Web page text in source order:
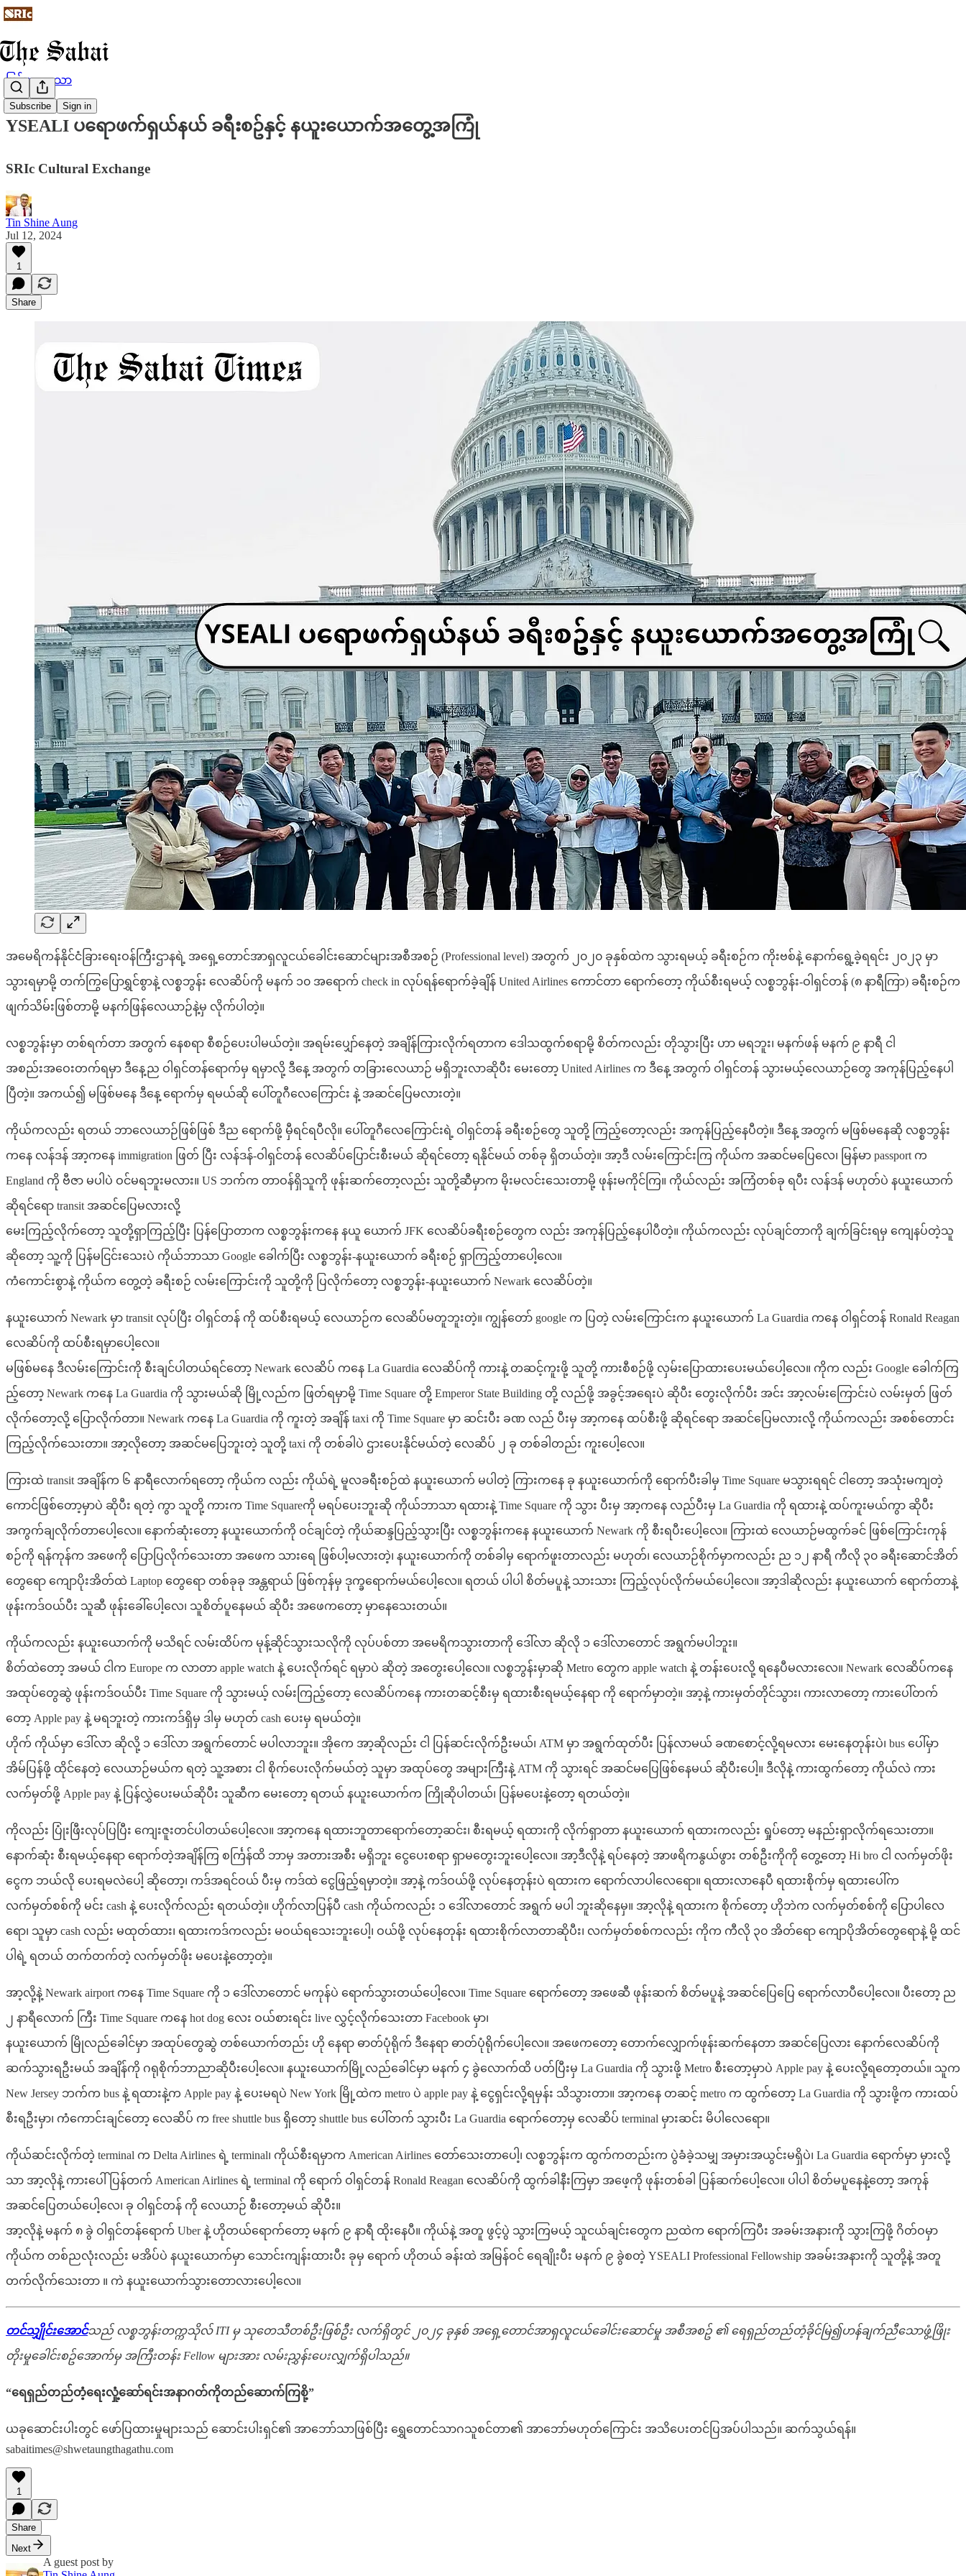
Subscribe Sign in
မြန်မာဘာသာ
YSEALI ပရောဖက်ရှယ်နယ် ခရီးစဥ်နှင့် နယူးယောက်အတွေ့အကြုံ
SRIc Cultural Exchange
Tin Shine Aung
Jul 12, 2024
1
Share
အမေရိကန်နိုင်ငံခြားရေးဝန်ကြီးဌာနရဲ့ အရှေ့တောင်အာရှလူငယ်ခေါင်းဆောင်များအစီအစဉ် (Professional level) အတွက် ၂၀၂၀ ခုနှစ်ထဲက သွားရမယ့် ခရီးစဉ်က ကိုးဗစ်နဲ့ နောက်ရွေ့ခဲ့ရရင်း ၂၀၂၃ မှာ
သွားရမှာမို့ တက်ကြွပြောရွှင်စွာနဲ့ လစ္စဘွန်း လေဆိပ်ကို မနက် ၁၀ အရောက် check in လုပ်ရန်ရောက်ခဲ့ချိန် United Airlines ကောင်တာ ရောက်တော့ ကိုယ်စီးရမယ့် လစ္စဘွန်း-ဝါရှင်တန် (၈ နာရီကြာ) ခရီးစဉ်က
ဖျက်သိမ်းဖြစ်တာမို့ မနက်ဖြန်လေယာဉ်နဲ့မှ လိုက်ပါတဲ့။
လစ္စဘွန်းမှာ တစ်ရက်တာ အတွက် နေစရာ စီစဉ်ပေးပါမယ်တဲ့။ အရမ်းပျှော်နေတဲ့ အချိန်ကြားလိုက်ရတာက ဒေါသထွက်စရာမို့ စိတ်ကလည်း တိုသွားပြီး ဟာ မရဘူး၊ မနက်ဖန် မနက် ၉ နာရီ ငါ
အစည်းအဝေးတက်ရမှာ ဒီနေ့ည ဝါရှင်တန်ရောက်မှ ရမှာလို့ ဒီနေ့ အတွက် တခြားလေယာဉ် မရှိဘူးလာဆိုပီး မေးတော့ United Airlines က ဒီနေ့ အတွက် ဝါရှင်တန် သွားမယ့်လေယာဉ်တွေ အကုန်ပြည့်နေပါ
ပြီတဲ့။ အကယ်၍ မဖြစ်မနေ ဒီနေ့ ရောက်မှ ရမယ်ဆို ပေါ်တူဂီလေကြောင်း နဲ့ အဆင်ပြေမလားတဲ့။
ကိုယ်ကလည်း ရတယ် ဘာလေယာဉ်ဖြစ်ဖြစ် ဒီည ရောက်ဖို့ မှီရင်ရပီလို။ ပေါ်တူဂီလေကြောင်းရဲ့ ဝါရှင်တန် ခရီးစဉ်တွေ သူတို့ ကြည့်တော့လည်း အကုန်ပြည့်နေပီတဲ့။ ဒီနေ့ အတွက် မဖြစ်မနေဆို လစ္စဘွန်း
ကနေ လန်ဒန် အာ့ကနေ immigration ဖြတ် ပြီး လန်ဒန်-ဝါရှင်တန် လေဆိပ်ပြောင်းစီးမယ် ဆိုရင်တော့ ရနိုင်မယ် တစ်ခု ရှိတယ်တဲ့။ အာ့ဒီ လမ်းကြောင်းကြ ကိုယ်က အဆင်မပြေလေ၊ မြန်မာ passport က
England ကို ဗီဇာ မပါပဲ ဝင်မရဘူးမလား။ US ဘက်က တာဝန်ရှိသူကို ဖုန်းဆက်တော့လည်း သူတို့ဆီမှာက မိုးမလင်းသေးတာမို့ ဖုန်းမကိုင်ကြ။ ကိုယ်လည်း အကြံတစ်ခု ရပီး လန်ဒန် မဟုတ်ပဲ နယူးယောက်
ဆိုရင်ရော transit အဆင်ပြေမလားလို့
မေးကြည့်လိုက်တော့ သူတို့ရှာကြည့်ပြီး ပြန်ပြောတာက လစ္စဘွန်းကနေ နယူ ယောက် JFK လေဆိပ်ခရီးစဉ်တွေက လည်း အကုန်ပြည့်နေပါပီတဲ့။ ကိုယ်ကလည်း လုပ်ချင်တာကို ချက်ခြင်းရမှ ကျေနပ်တဲ့သူ
ဆိုတော့ သူ့ကို ပြန်မငြင်းသေးပဲ ကိုယ်ဘာသာ Google ခေါက်ပြီး လစ္စဘွန်း-နယူးယောက် ခရီးစဉ် ရှာကြည့်တာပေါ့လေ။
ကံကောင်းစွာနဲ့ ကိုယ်က တွေ့တဲ့ ခရီးစဉ် လမ်းကြောင်းကို သူတို့ကို ပြလိုက်တော့ လစ္စဘွန်း-နယူးယောက် Newark လေဆိပ်တဲ့။
နယူးယောက် Newark မှာ transit လုပ်ပြီး ဝါရှင်တန် ကို ထပ်စီးရမယ့် လေယာဉ်က လေဆိပ်မတူဘူးတဲ့။ ကျွန်တော် google က ပြတဲ့ လမ်းကြောင်းက နယူးယောက် La Guardia ကနေ ဝါရှင်တန် Ronald Reagan
လေဆိပ်ကို ထပ်စီးရမှာပေါ့လေ။
မဖြစ်မနေ ဒီလမ်းကြောင်းကို စီးချင်ပါတယ်ရင်တော့ Newark လေဆိပ် ကနေ La Guardia လေဆိပ်ကို ကားနဲ့ တဆင့်ကူးဖို့ သူတို့ ကားစီစဉ်ဖို့ လှမ်းပြောထားပေးမယ်ပေါ့လေ။ ကိုက လည်း Google ခေါက်ကြ
ည့်တော့ Newark ကနေ La Guardia ကို သွားမယ်ဆို မြို့လည်က ဖြတ်ရမှာမို့ Time Square တို့ Emperor State Building တို့ လည်ဖို့ အခွင့်အရေးပဲ ဆိုပီး တွေးလိုက်ပီး အင်း အာ့လမ်းကြောင်းပဲ လမ်းမှတ် ဖြတ်
လိုက်တော့လို့ ပြောလိုက်တာ။ Newark ကနေ La Guardia ကို ကူးတဲ့ အချိန် taxi ကို Time Square မှာ ဆင်းပီး ခဏ လည် ပီးမှ အာ့ကနေ ထပ်စီးဖို့ ဆိုရင်ရော အဆင်ပြေမလားလို့ ကိုယ်ကလည်း အစစ်တောင်း
ကြည့်လိုက်သေးတာ။ အာ့လိုတော့ အဆင်မပြေဘူးတဲ့ သူတို့ taxi ကို တစ်ခါပဲ ဌားပေးနိုင်မယ်တဲ့ လေဆိပ် ၂ ခု တစ်ခါတည်း ကူးပေါ့လေ။
ကြားထဲ transit အချိန်က ၆ နာရီလောက်ရတော့ ကိုယ်က လည်း ကိုယ်ရဲ့ မူလခရီးစဉ်ထဲ နယူးယောက် မပါတဲ့ ကြားကနေ ခု နယူးယောက်ကို ရောက်ပီးခါမှ Time Square မသွားရရင် ငါတော့ အသုံးမကျတဲ့
ကောင်ဖြစ်တော့မှာပဲ ဆိုပီး ရတဲ့ ကွာ သူတို့ ကားက Time Squareကို မရပ်ပေးဘူးဆို ကိုယ်ဘာသာ ရထားနဲ့ Time Square ကို သွား ပီးမှ အာ့ကနေ လည်ပီးမှ La Guardia ကို ရထားနဲ့ ထပ်ကူးမယ်ကွာ ဆိုပီး
အကွက်ချလိုက်တာပေါ့လေ။ နောက်ဆုံးတော့ နယူးယောက်ကို ဝင်ချင်တဲ့ ကိုယ်ဆန္ဒပြည့်သွားပြီး လစ္စဘွန်းကနေ နယူးယောက် Newark ကို စီးရပီးပေါ့လေ။ ကြားထဲ လေယာဉ်မထွက်ခင် ဖြစ်ကြောင်းကုန်
စဉ်ကို ရန်ကုန်က အဖေကို ပြောပြလိုက်သေးတာ အဖေက သားရေ ဖြစ်ပါ့မလားတဲ့၊ နယူးယောက်ကို တစ်ခါမှ ရောက်ဖူးတာလည်း မဟုတ်၊ လေယာဉ်စိုက်မှာကလည်း ည ၁၂ နာရီ ကီလို ၃၀ ခရီးဆောင်အိတ်
တွေရော ကျောပိုးအိတ်ထဲ Laptop တွေရော တစ်ခုခု အန္တရာယ် ဖြစ်ကုန်မှ ဒုက္ခရောက်မယ်ပေါ့လေ။ ရတယ် ပါပါ စိတ်မပူနဲ့ သားသား ကြည့်လုပ်လိုက်မယ်ပေါ့လေ။ အာ့ဒါဆိုလည်း နယူးယောက် ရောက်တာနဲ့
ဖုန်းကဒ်ဝယ်ပီး သူဆီ ဖုန်းခေါ်ပေါ့လေ၊ သူစိတ်ပူနေမယ် ဆိုပီး အဖေကတော့ မှာနေသေးတယ်။
ကိုယ်ကလည်း နယူးယောက်ကို မသိရင် လမ်းထိပ်က မုန့်ဆိုင်သွားသလိုကို လုပ်ပစ်တာ အမေရိကသွားတာကို ဒေါ်လာ ဆိုလို ၁ ဒေါ်လာတောင် အရွက်မပါဘူး။
စိတ်ထဲတော့ အမယ် ငါက Europe က လာတာ apple watch နဲ့ ပေးလိုက်ရင် ရမှာပဲ ဆိုတဲ့ အတွေးပေါ့လေ။ လစ္စဘွန်းမှာဆို Metro တွေက apple watch နဲ့ တန်းပေးလို့ ရနေပီမလားလေ။ Newark လေဆိပ်ကနေ
အထုပ်တွေဆွဲ ဖုန်းကဒ်ဝယ်ပီး Time Square ကို သွားမယ့် လမ်းကြည့်တော့ လေဆိပ်ကနေ ကားတဆင့်စီးမှ ရထားစီးရမယ့်နေရာ ကို ရောက်မှာတဲ့။ အာ့နဲ့ ကားမှတ်တိုင်သွား၊ ကားလာတော့ ကားပေါ်တက်
တော့ Apple pay နဲ့ မရဘူးတဲ့ ကားကဒ်ရှိမှ ဒါမှ မဟုတ် cash ပေးမှ ရမယ်တဲ့။
ဟိုက် ကိုယ်မှာ ဒေါ်လာ ဆိုလို့ ၁ ဒေါ်လာ အရွက်တောင် မပါလာဘူး။ အိုကေ အာ့ဆိုလည်း ငါ ပြန်ဆင်းလိုက်ဦးမယ်၊ ATM မှာ အရွက်ထုတ်ပီး ပြန်လာမယ် ခဏစောင့်လို့ရမလား မေးနေတုန်းပဲ၊ bus ပေါ်မှာ
အိမ်ပြန်ဖို့ ထိုင်နေတဲ့ လေယာဉ်မယ်က ရတဲ့ သူ့အစား ငါ စိုက်ပေးလိုက်မယ်တဲ့ သူမှာ အထုပ်တွေ အများကြီးနဲ့ ATM ကို သွားရင် အဆင်မပြေဖြစ်နေမယ် ဆိုပီးပေါ့။ ဒီလိုနဲ့ ကားထွက်တော့ ကိုယ်လဲ ကား
လက်မှတ်ဖို့ Apple pay နဲ့ ပြန်လွှဲပေးမယ်ဆိုပီး သူဆီက မေးတော့ ရတယ် နယူးယောက်က ကြိုဆိုပါတယ်၊ ပြန်မပေးနဲ့တော့ ရတယ်တဲ့။
ကိုလည်း ပြုံးဖြီးလုပ်ပြပြီး ကျေးဇူးတင်ပါတယ်ပေါ့လေ။ အာ့ကနေ ရထားဘူတာရောက်တော့ဆင်း၊ စီးရမယ့် ရထားကို လိုက်ရှာတာ နယူးယောက် ရထားကလည်း ရှုပ်တော့ မနည်းရှာလိုက်ရသေးတာ။
နောက်ဆုံး စီးရမယ့်နေရာ ရောက်တဲ့အချိန်ကြ စင်္ကြန်ထိ ဘာမှ အတားအစီး မရှိဘူး ငွေပေးစရာ ရှာမတွေးဘူးပေါ့လေ။ အာ့ဒီလိုနဲ့ ရပ်နေတဲ့ အာဖရိကနွယ်ဖွား တစ်ဦးကိုကို တွေ့တော့ Hi bro ငါ လက်မှတ်ဖိုး
ငွေက ဘယ်လို ပေးရမလဲပေါ့ ဆိုတော့၊ ကဒ်အရင်ဝယ် ပီးမှ ကဒ်ထဲ ငွေဖြည့်ရမှာတဲ့။ အာ့နဲ့ ကဒ်ဝယ်ဖို့ လုပ်နေတုန်းပဲ ရထားက ရောက်လာပါလေရော။ ရထားလာနေပီ ရထားစိုက်မှ ရထားပေါ်က
လက်မှတ်စစ်ကို မင်း cash နဲ့ ပေးလိုက်လည်း ရတယ်တဲ့။ ဟိုက်လာပြန်ပီ cash ကိုယ်ကလည်း ၁ ဒေါ်လာတောင် အရွက် မပါ ဘူးဆိုနေမှ။ အာ့လိုနဲ့ ရထားက စိုက်တော့ ဟိုဘဲက လက်မှတ်စစ်ကို ပြောပါလေ
ရော၊ သူမှာ cash လည်း မထုတ်ထား၊ ရထားကဒ်ကလည်း မဝယ်ရသေးဘူးပေါ့၊ ဝယ်ဖို့ လုပ်နေတုန်း ရထားစိုက်လာတာဆိုပီး၊ လက်မှတ်စစ်ကလည်း ကိုက ကီလို ၃၀ အိတ်ရော ကျောပိုအိတ်တွေရောနဲ့ မို့ ထင်
ပါရဲ့ ရတယ် တက်တက်တဲ့ လက်မှတ်ဖိုး မပေးနဲ့တော့တဲ့။
အာ့လို့နဲ့ Newark airport ကနေ Time Square ကို ၁ ဒေါ်လာတောင် မကုန်ပဲ ရောက်သွားတယ်ပေါ့လေ။ Time Square ရောက်တော့ အဖေဆီ ဖုန်းဆက် စိတ်မပူနဲ့ အဆင်ပြေပြေ ရောက်လာပီပေါ့လေ။ ပီးတော့ ည
၂ နာရီလောက် ကြီး Time Square ကနေ hot dog လေး ဝယ်စားရင်း live လွှင့်လိုက်သေးတာ Facebook မှာ၊
နယူးယောက် မြိုလည်ခေါင်မှာ အထုပ်တွေဆွဲ တစ်ယောက်တည်း ဟို နေရာ ဓာတ်ပုံရိုက် ဒီနေရာ ဓာတ်ပုံရိုက်ပေါ့လေ။ အဖေကတော့ တောက်လျှောက်ဖုန်းဆက်နေတာ အဆင်ပြေလား နောက်လေဆိပ်ကို
ဆက်သွားရဦးမယ် အချိန်ကို ဂရုစိုက်ဘာညာဆိုပီးပေါ့လေ။ နယူးယောက်မြို့လည်ခေါင်မှာ မနက် ၄ ခွဲလောက်ထိ ပတ်ပြီးမှ La Guardia ကို သွားဖို့ Metro စီးတော့မှာပဲ Apple pay နဲ့ ပေးလို့ရတော့တယ်။ သူက
New Jersey ဘက်က bus နဲ့ ရထားနဲ့က Apple pay နဲ့ ပေးမရပဲ New York မြို့ထဲက metro ပဲ apple pay နဲ့ ငွေရှင်းလို့ရမှန်း သိသွားတာ။ အာ့ကနေ တဆင့် metro က ထွက်တော့ La Guardia ကို သွားဖို့က ကားထပ်
စီးရဦးမှာ၊ ကံကောင်းချင်တော့ လေဆိပ် က free shuttle bus ရှိတော့ shuttle bus ပေါ်တက် သွားပီး La Guardia ရောက်တော့မှ လေဆိပ် terminal မှားဆင်း မိပါလေရော။
ကိုယ်ဆင်းလိုက်တဲ့ terminal က Delta Airlines ရဲ့ terminal၊ ကိုယ်စီးရမှာက American Airlines တော်သေးတာပေါ့၊ လစ္စဘွန်းက ထွက်ကတည်းက ပွဲခံခဲ့သမျှ အမှားအယွင်းမရှိပဲ၊ La Guardia ရောက်မှာ မှားလို့
သာ အာ့လိုနဲ့ ကားပေါ် ပြန်တက် American Airlines ရဲ့ terminal ကို ရောက် ဝါရှင်တန် Ronald Reagan လေဆိပ်ကို ထွက်ခါနီးကြမှာ အဖေ့ကို ဖုန်းတစ်ခါ ပြန်ဆက်ပေါ့လေ။ ပါပါ စိတ်မပူနေနဲ့တော့ အကုန်
အဆင်ပြေတယ်ပေါ့လေ၊ ခု ဝါရှင်တန် ကို လေယာဉ် စီးတော့မယ် ဆိုပီး။
အာ့လိုနဲ့ မနက် ၈ ခွဲ ဝါရှင်တန်ရောက် Uber နဲ့ ဟိုတယ်ရောက်တော့ မနက် ၉ နာရီ ထိုးနေပီ။ ကိုယ်နဲ့ အတူ ဖွင့်ပွဲ သွားကြမယ့် သူငယ်ချင်းတွေက ညထဲက ရောက်ကြပီး အခမ်းအနားကို သွားကြဖို့ ဂိတ်ဝမှာ
ကိုယ်က တစ်ညလုံးလည်း မအိပ်ပဲ နယူးယောက်မှာ သောင်းကျန်းထားပီး ခုမှ ရောက် ဟိုတယ် ခန်းထဲ အမြန်ဝင် ရေချိုးပီး မနက် ၉ ခွဲစတဲ့ YSEALI Professional Fellowship အခမ်းအနားကို သူတို့နဲ့ အတူ
တက်လိုက်သေးတာ ။ ကဲ နယူးယောက်သွားတောလားပေါ့လေ။
တင်သျှိုင်းအောင်သည် လစ္စဘွန်းတက္ကသိုလ် ITI မှ သုတေသီတစ်ဦးဖြစ်ဦး လက်ရှိတွင် ၂၀၂၄ ခုနှစ် အရှေ့တောင်အာရှလူငယ်ခေါင်းဆောင်မှု အစီအစဥ် ၏ ရေရှည်တည်တံ့ခိုင်မြဲ၍ဟန်ချက်ညီသောဖွံ့ဖြိုး
တိုးမှုခေါင်းစဥ်အောက်မှ အကြီးတန်း Fellow များအား လမ်းညွှန်းပေးလျှက်ရှိပါသည်။
“ရေရှည်တည်တံ့ရေးလှုံ့ဆော်ရင်းအနာဂတ်ကိုတည်ဆောက်ကြစို့”
ယခုဆောင်းပါးတွင် ဖော်ပြထားမှုများသည် ဆောင်းပါးရှင်၏ အာဘော်သာဖြစ်ပြီး ရွှေတောင်သာဂသူစင်တာ၏ အာဘော်မဟုတ်ကြောင်း အသိပေးတင်ပြအပ်ပါသည်။ ဆက်သွယ်ရန်။
sabaitimes@shwetaungthagathu.com
1
Share
Next
A guest post by